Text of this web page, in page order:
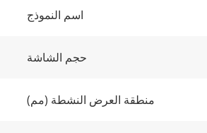
اسم النموذج
حجم الشاشة
منطقة العرض النشطة (مم)